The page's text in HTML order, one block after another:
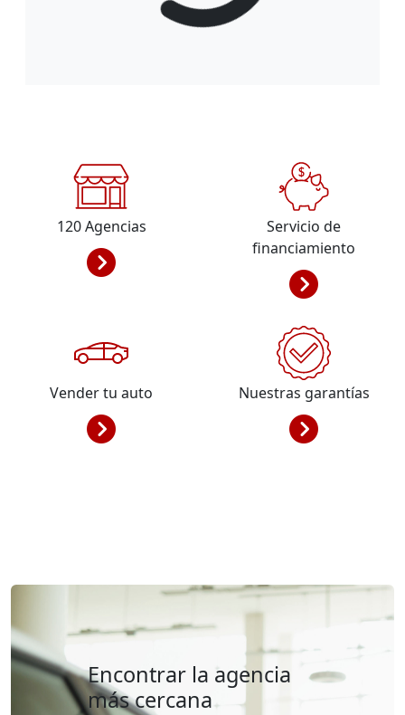
120Agencias
Servicio de
financiamiento
Vender tu auto Nuestras garantías
Encontrar la agencia
más cercana